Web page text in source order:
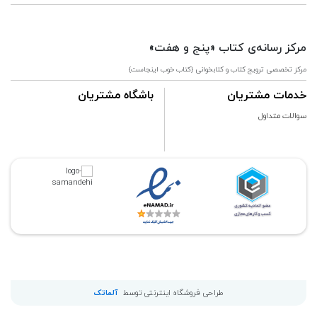
مرکز رسانه‌ی کتاب «پنج و هفت»
مرکز تخصصی ترویج کتاب و کتابخوانی {کتاب خوب اینجاست}
خدمات مشتریان
سوالات متداول
باشگاه مشتریان
طراحی فروشگاه اینترنتی توسط آلماتک